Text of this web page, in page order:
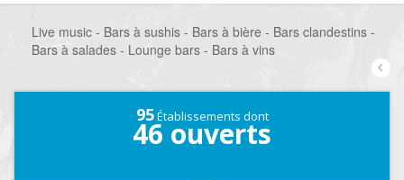
Live music - Bars à sushis - Bars à bière - Bars clandestins -
Bars à salades - Lounge bars - Bars à vins
95Établissements dont
46 ouverts